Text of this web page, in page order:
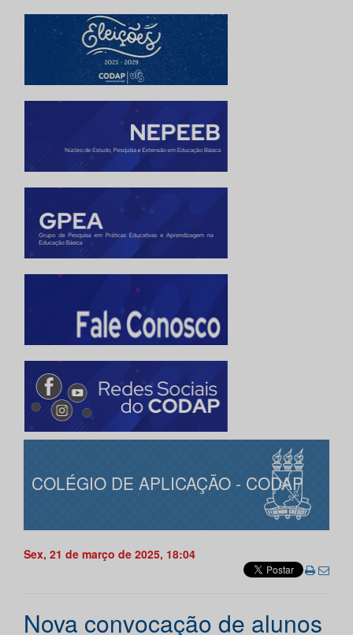
COLÉGIO DE APLICAÇÃO - CODAP
Sex, 21 de março de 2025, 18:04
Nova convocação de alunos